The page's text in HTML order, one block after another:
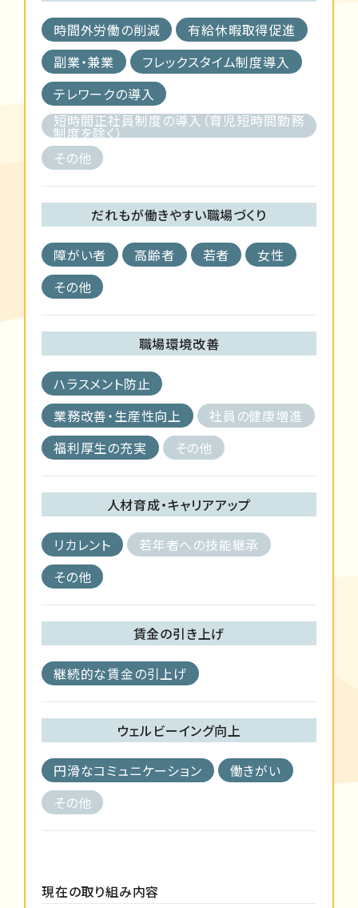
時間外労働の削減
有給休暇取得促進
副業・兼業
フレックスタイム制度導入
テレワークの導入
短時間正社員制度の導入（育児短時間勤務
制度を除く）
その他
だれもが働きやすい職場づくり
障がい者 高齢者 若者
女性
その他
職場環境改善
ハラスメント防止
業務改善・生産性向上
社員の健康増進
福利厚生の充実
その他
人材育成・キャリアアップ
リカレント
若年者への技能継承
その他
賃金の引き上げ
継続的な賃金の引上げ
ウェルビーイング向上
円滑なコミュニケーション
働きがい
その他
現在の取り組み内容